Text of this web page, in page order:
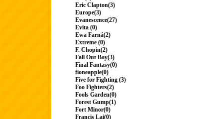
Eric Clapton(3)
Europe(3)
Evanescence(27)
Evita (0)
Ewa Farná(2)
Extreme (0)
F. Chopin(2)
Fall Out Boy(3)
Final Fantasy(0)
fioneapple(0)
Five for Fighting (3)
Foo Fighters(2)
Fools Garden(0)
Forest Gump(1)
Fort Minor(0)
Francis Lai(0)